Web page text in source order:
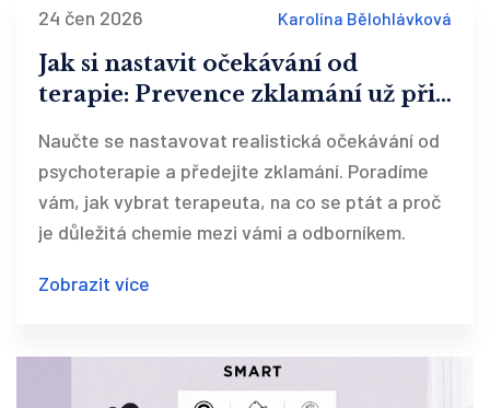
24 čen 2026 Karolína Bělohlávková
Jak si nastavit očekávání od
terapie: Prevence zklamání už při
Naučte se nastavovat realistická očekávání od
psychoterapie a předejite zklamání. Poradíme
vám, jak vybrat terapeuta, na co se ptát a proč
je důležitá chemie mezi vámi a odborníkem.
Zobrazit více